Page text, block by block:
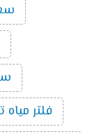
فلتر مياه تانك